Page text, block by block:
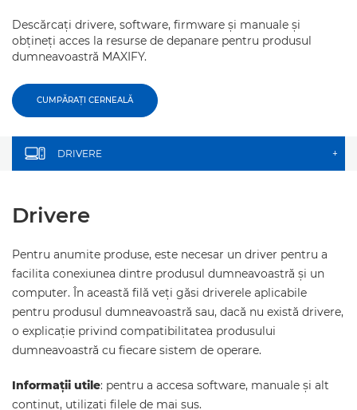
Descărcaţi drivere, software, firmware şi manuale şi
obţineţi acces la resurse de depanare pentru produsul
dumneavoastră MAXIFY.
CUMPĂRAŢI CERNEALĂ
DRIVERE +
Drivere
Pentru anumite produse, este necesar un driver pentru a
facilita conexiunea dintre produsul dumneavoastră şi un
computer. În această filă veţi găsi driverele aplicabile
pentru produsul dumneavoastră sau, dacă nu există drivere,
o explicaţie privind compatibilitatea produsului
dumneavoastră cu fiecare sistem de operare.
Informaţii utile: pentru a accesa software, manuale şi alt
conţinut, utilizaţi filele de mai sus.